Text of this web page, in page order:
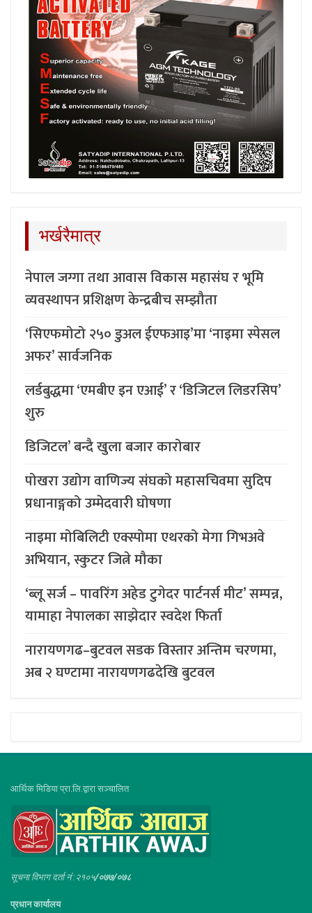
भर्खरैमात्र
नेपाल जग्गा तथा आवास विकास महासंघ र भूमि
व्यवस्थापन प्रशिक्षण केन्द्रबीच सम्झौता
‘सिएफमोटो २५० डुअल ईएफआइ’मा ‘नाइमा स्पेसल
अफर’ सार्वजनिक
लर्डबुद्धमा ‘एमबीए इन एआई’ र ‘डिजिटल लिडरसिप’
शुरु
डिजिटल’ बन्दै खुला बजार कारोबार
पोखरा उद्योग वाणिज्य संघको महासचिवमा सुदिप
प्रधानाङ्गको उम्मेदवारी घोषणा
नाइमा मोबिलिटी एक्स्पोमा एथरको मेगा गिभअवे
अभियान, स्कुटर जित्ने मौका
‘ब्लू सर्ज – पावरिंग अहेड टुगेदर पार्टनर्स मीट’ सम्पन्न,
यामाहा नेपालका साझेदार स्वदेश फिर्ता
नारायणगढ–बुटवल सडक विस्तार अन्तिम चरणमा,
अब २ घण्टामा नारायणगढदेखि बुटवल
आर्थिक मिडिया प्रा.लि.द्वारा सञ्चालित
सूचना विभाग दर्ता नं :२१०५/०७७/०७८
प्रधान कार्यालय